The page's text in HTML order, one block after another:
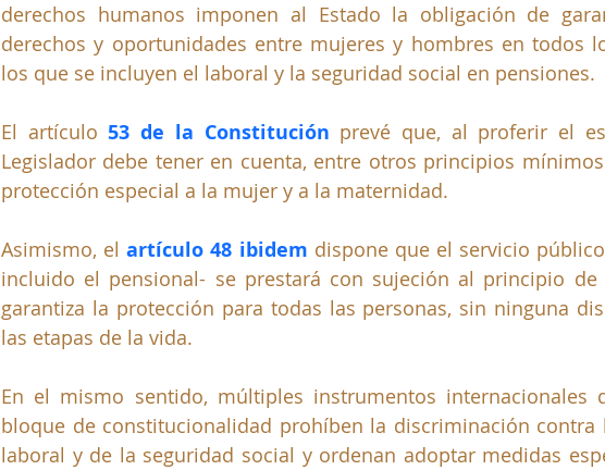
derechos humanos imponen al Estado la obligación de
derechos y oportunidades entre mujeres y hombres en todos
los que se incluyen el laboral y la seguridad social en pensiones.
El artículo 53 de la Constitución prevé que, al proferir el
Legislador debe tener en cuenta, entre otros principios
protección especial a la mujer y a la maternidad.
Asimismo, el artículo 48 ibidem dispone que el servicio
incluido el pensional- se prestará con sujeción al principio de
garantiza la protección para todas las personas, sin ninguna
las etapas de la vida.
En el mismo sentido, múltiples instrumentos internacionales
bloque de constitucionalidad prohíben la discriminación
laboral y de la seguridad social y ordenan adoptar medidas